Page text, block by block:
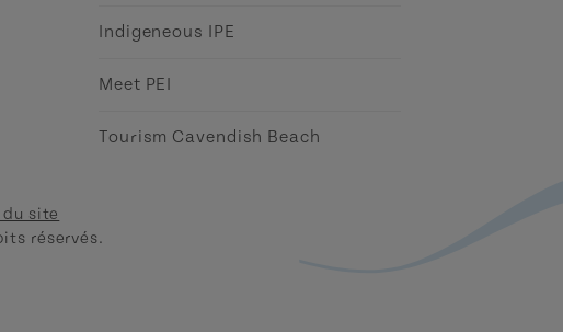
Indigeneous IPE
Meet PEI
Tourism Cavendish Beach
du site
réservés.